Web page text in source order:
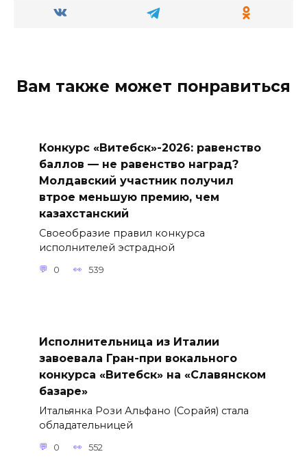
Вам также может понравиться
Конкурс «Витебск»-2026: равенство
баллов — не равенство наград?
Молдавский участник получил
втрое меньшую премию, чем
казахстанский
Своеобразие правил конкурса
исполнителей эстрадной
0 539
Исполнительница из Италии
завоевала Гран-при вокального
конкурса «Витебск» на «Славянском
базаре»
Итальянка Рози Альфано (Сорайя) стала
обладательницей
0 552